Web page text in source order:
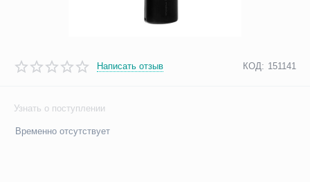
Написать отзыв КОД: 151141
Узнать о поступлении
Временно отсутствует